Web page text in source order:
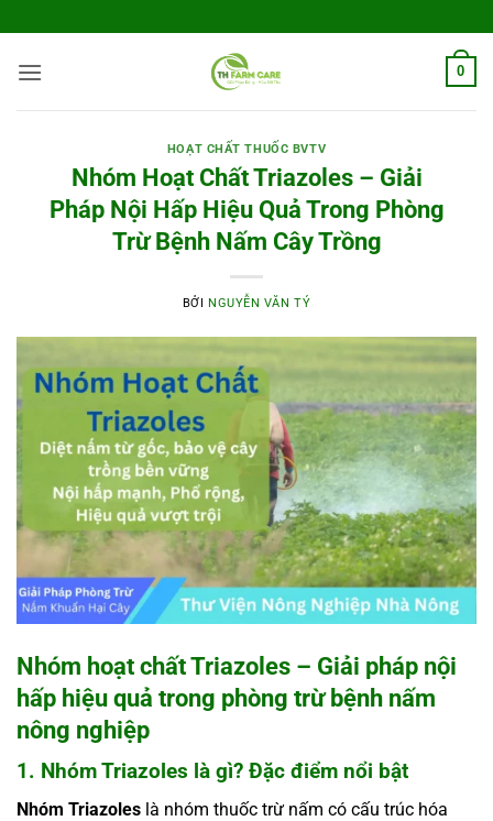
qua
nội
0
HOẠT CHẤT THUỐC BVTV
Nhóm Hoạt Chất Triazoles – Giải
Pháp Nội Hấp Hiệu Quả Trong Phòng
Trừ Bệnh Nấm Cây Trồng
BỞI NGUYỄN VĂN TÝ
Nhóm hoạt chất Triazoles – Giải pháp nội
hấp hiệu quả trong phòng trừ bệnh nấm
nông nghiệp
1. Nhóm Triazoles là gì? Đặc điểm nổi bật
Nhóm Triazoles là nhóm thuốc trừ nấm có cấu trúc hóa